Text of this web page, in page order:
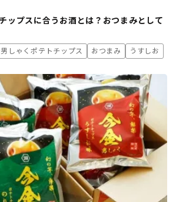
ップスに合うお酒とは？おつまみとして
しゃくポテトチップス おつまみ
うすしお